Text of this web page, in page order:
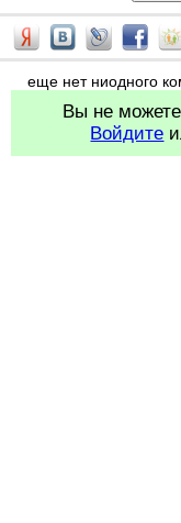
еще нет ниодного
Вы не
Войдите